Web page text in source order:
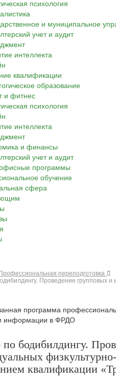
психология
и муниципальное
учет и аудит
интеллекта
квалификации
образование
и фитнес
психология
интеллекта
и финансы
учет и аудит
программы
обучение
сфера
Профессиональная переподготовка
Проведение групповых
программа
информации в ФРДО
по бодибилдингу.
квалификации